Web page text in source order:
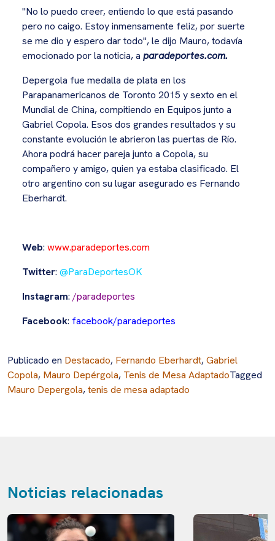
"No lo puedo creer, entiendo lo que está pasando
pero no caigo. Estoy inmensamente feliz, por suerte
se me dio y espero dar todo", le dijo Mauro, todavía
emocionado por la noticia, a paradeportes.com.
Depergola fue medalla de plata en los
Parapanamericanos de Toronto 2015 y sexto en el
Mundial de China, compitiendo en Equipos junto a
Gabriel Copola. Esos dos grandes resultados y su
constante evolución le abrieron las puertas de Río.
Ahora podrá hacer pareja junto a Copola, su
compañero y amigo, quien ya estaba clasificado. El
otro argentino con su lugar asegurado es Fernando
Eberhardt.
Web: www.paradeportes.com
Twitter: @ParaDeportesOK
Instagram: /paradeportes
Facebook: facebook/paradeportes
Publicado en Destacado, Fernando Eberhardt,Gabriel
Copola, Mauro Depérgola, Tenis de Mesa AdaptadoTagged
Mauro Depergola,tenis de mesa adaptado
Noticias relacionadas